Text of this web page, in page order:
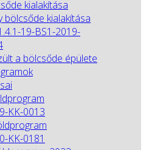
kialakítása
bölcsőde kialakítása
19-BS1-2019-
a bölcsőde épülete
KK-0013
KK-0181